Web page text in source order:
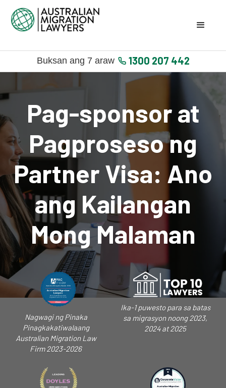
Buksan ang 7 araw 1300 207 442
Pag-sponsor at
Pagproseso ng
Partner Visa: Ano
ang Kailangan
Mong Malaman
Nagwagi ng Pinaka
Pinagkakatiwalaang
Australian Migration Law
Firm 2023-2026
Ika-1 puwesto para sa batas
sa migrasyon noong 2023,
2024 at 2025